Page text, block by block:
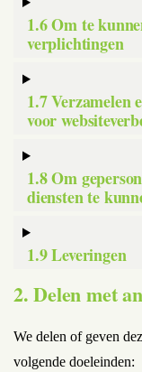
1.6 Om te
verplichtingen
1.7 Verzamelen
voor
1.8 Om
diensten te
1.9 Leveringen
2. Delen met
We delen of geven
volgende doeleinden: